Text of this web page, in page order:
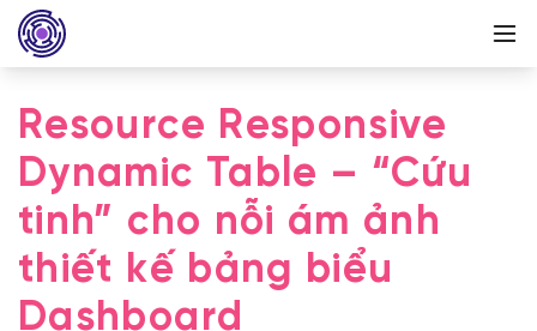
Resource Responsive
Dynamic Table – “Cứu
tinh” cho nỗi ám ảnh
thiết kế bảng biểu
Dashboard